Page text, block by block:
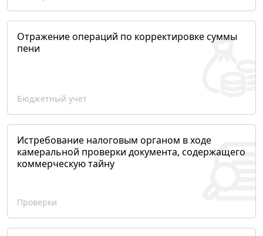
Отражение операций по корректировке суммы
пени
Бюджетный учет
Истребование налоговым органом в ходе
камеральной проверки документа, содержащего
коммерческую тайну
Проверки